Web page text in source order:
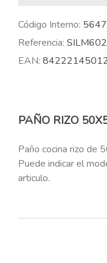
Código Interno:
Referencia:
EAN:
PAÑO RIZO
Paño cocina rizo de
Puede indicar el
articulo.